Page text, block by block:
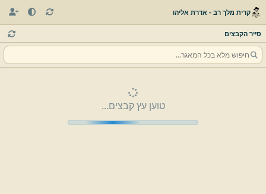
קרית מלך רב - אדרת אליהו
סייר הקבצים
טוען עץ קבצים...